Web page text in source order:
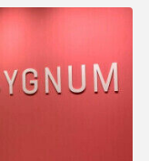
4'449.07
1